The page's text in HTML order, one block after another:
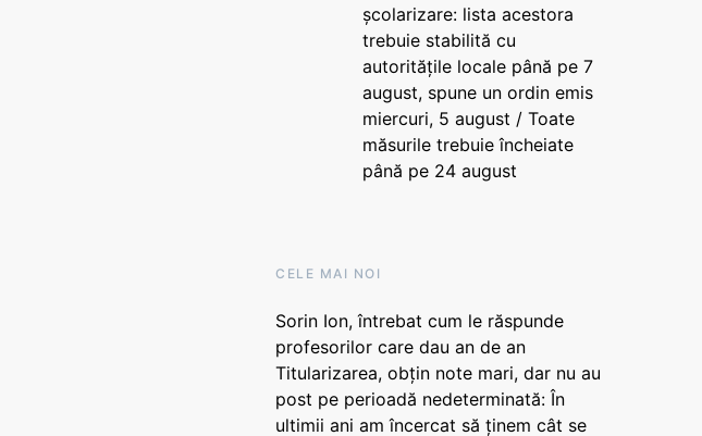
școlarizare: lista acestora
trebuie stabilită cu
autoritățile locale până pe 7
august, spune un ordin emis
miercuri, 5 august / Toate
măsurile trebuie încheiate
până pe 24 august
CELE MAI NOI
Sorin Ion, întrebat cum le răspunde
profesorilor care dau an de an
Titularizarea, obțin note mari, dar nu au
post pe perioadă nedeterminată: În
ultimii ani am încercat să ținem cât se